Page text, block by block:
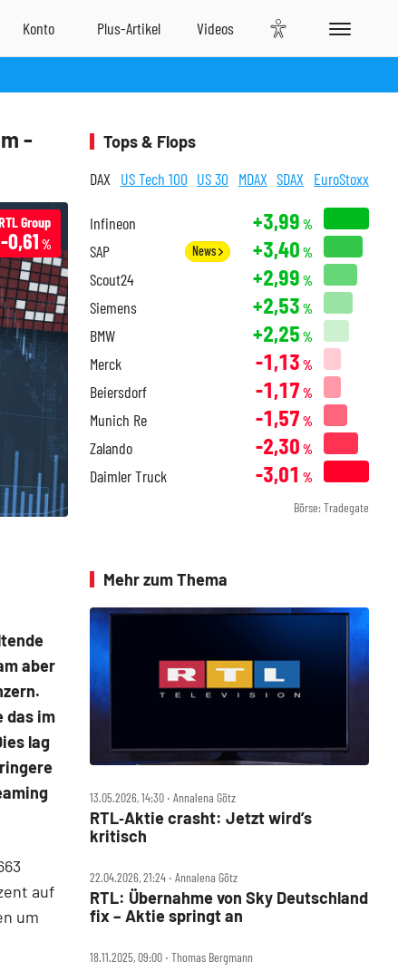
-
Group
-0,61 %
aber
das im
lag
auf
um
Tops & Flops
DAX US Tech 100 US 30 MDAX SDAX EuroStoxx
Infineon +3,99 %
SAP News +3,40 %
Scout24 +2,99 %
Siemens +2,53 %
BMW +2,25 %
Merck -1,13 %
Beiersdorf -1,17 %
Munich Re -1,57 %
Zalando -2,30 %
Daimler Truck -3,01 %
Börse: Tradegate
Mehr zum Thema
13.05.2026, 14:30 ‧ Annalena Götz
RTL‑Aktie crasht: Jetzt wird’s
kritisch
22.04.2026, 21:24 ‧ Annalena Götz
RTL: Übernahme von Sky Deutschland
fix – Aktie springt an
18.11.2025, 09:00 ‧ Thomas Bergmann